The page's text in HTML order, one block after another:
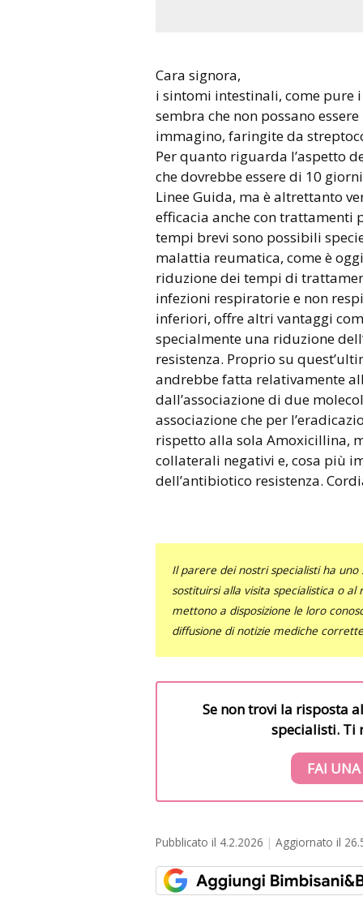
Cara signora,
i sintomi intestinali, come pure
sembra che non possano
immagino, faringite da
Per quanto riguarda l’aspetto
che dovrebbe essere di 10
Linee Guida, ma è altrettanto
efficacia anche con trattamenti
tempi brevi sono possibili
malattia reumatica, come è
riduzione dei tempi di
infezioni respiratorie e non
inferiori, offre altri vantaggi
specialmente una riduzione
resistenza. Proprio su
andrebbe fatta relativamente
dall’associazione di due
associazione che per
rispetto alla sola Amoxicillina,
collaterali negativi e, cosa più
dell’antibiotico resistenza.
Il parere dei nostri specialisti ha
sostituirsi alla visita specialistica o
mettono a disposizione le loro
diffusione di notizie mediche
Se non trovi la risposta
specialisti. Ti
FAI UNA
Pubblicato il 4.2.2026 Aggiornato il